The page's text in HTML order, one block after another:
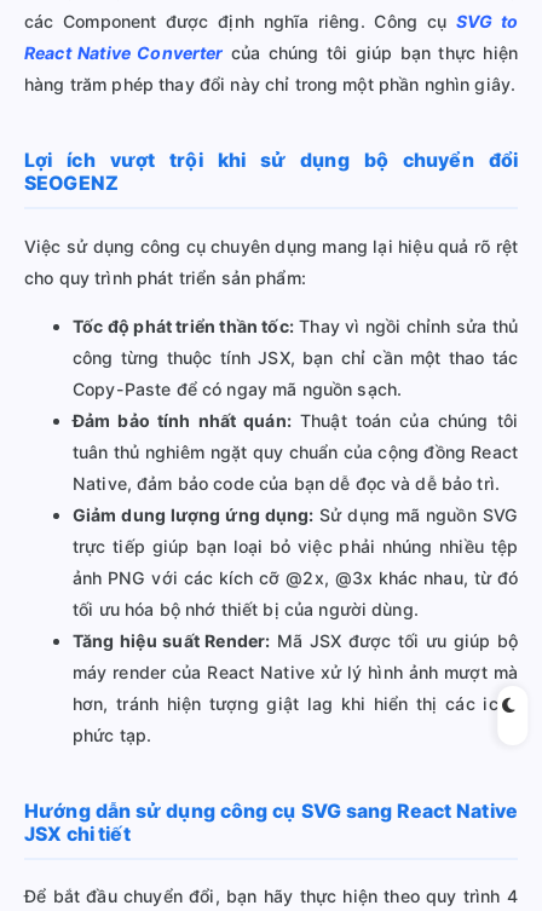
các Component được định nghĩa riêng. Công cụ SVG to
React Native Converter của chúng tôi giúp bạn thực hiện
hàng trăm phép thay đổi này chỉ trong một phần nghìn giây.
Lợi ích vượt trội khi sử dụng bộ chuyển đổi
SEOGENZ
Việc sử dụng công cụ chuyên dụng mang lại hiệu quả rõ rệt
cho quy trình phát triển sản phẩm:
Tốc độ phát triển thần tốc:Thay vì ngồi chỉnh sửa thủ
công từng thuộc tính JSX, bạn chỉ cần một thao tác
Copy-Paste để có ngay mã nguồn sạch.
Đảm bảo tính nhất quán:Thuật toán của chúng tôi
tuân thủ nghiêm ngặt quy chuẩn của cộng đồng React
Native, đảm bảo code của bạn dễ đọc và dễ bảo trì.
Giảm dung lượng ứng dụng: Sử dụng mã nguồn SVG
trực tiếp giúp bạn loại bỏ việc phải nhúng nhiều tệp
ảnh PNG với các kích cỡ @2x, @3x khác nhau, từ đó
tối ưu hóa bộ nhớ thiết bị của người dùng.
Tăng hiệu suất Render: Mã JSX được tối ưu giúp bộ
máy render của React Native xử lý hình ảnh mượt mà
hơn, tránh hiện tượng giật lag khi hiển thị các icon
phức tạp.
Hướng dẫn sử dụng công cụ SVG sang React Native
JSX chi tiết
Để bắt đầu chuyển đổi, bạn hãy thực hiện theo quy trình 4